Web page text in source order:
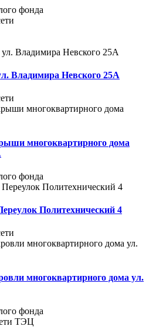
фонда
Владимира Невского 25А
многоквартирного дома
фонда
Политехнический 4
многоквартирного дома ул.
фонда